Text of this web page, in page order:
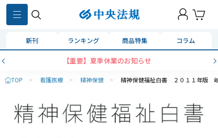
新刊 ランキング 商品特集 コラム
【重要】夏季休業のお知らせ
TOP > 看護医療 > 精神保健 > 精神保健福祉白書 ２０１１年版